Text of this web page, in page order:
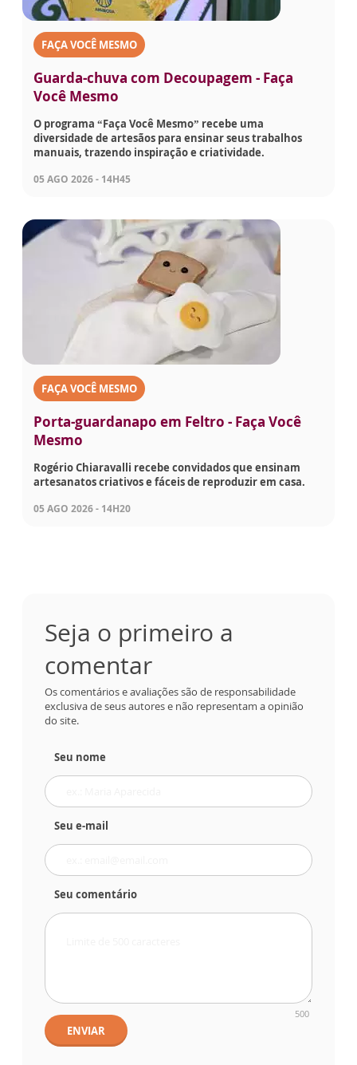
FAÇA VOCÊ MESMO
Guarda-chuva com Decoupagem - Faça
Você Mesmo
O programa “Faça Você Mesmo” recebe uma
diversidade de artesãos para ensinar seus trabalhos
manuais, trazendo inspiração e criatividade.
05 AGO 2026 - 14H45
FAÇA VOCÊ MESMO
Porta-guardanapo em Feltro - Faça Você
Mesmo
Rogério Chiaravalli recebe convidados que ensinam
artesanatos criativos e fáceis de reproduzir em casa.
05 AGO 2026 - 14H20
Seja o primeiro a
comentar
Os comentários e avaliações são de responsabilidade
exclusiva de seus autores e não representam a opinião
do site.
Seu nome
Seu e-mail
Seu comentário
500
ENVIAR